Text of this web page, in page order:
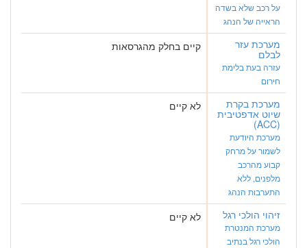
על רכב שלא בשדה
הראייה של הנהג
מערכת עזר
לבלם
עזרה בעת בלימת
חירום
קיים בחלק מהגרסאות
מערכת בקרת
שיוט אדפטיבית
(ACC)
מערכת היודעת
לשמור על מרחק
קבוע מהרכב
מלפנים, ללא
התערבות הנהג
לא קיים
זיהוי הולכי רגל
מערכת המנטרת
הולכי רגל בנתיב
לא קיים